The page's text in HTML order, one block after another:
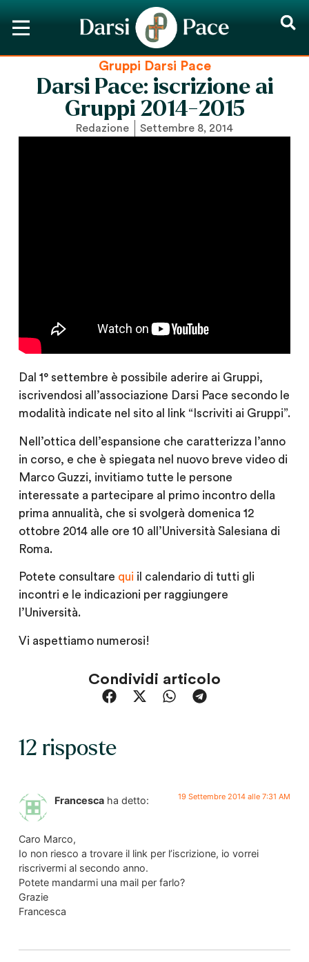
Gruppi Darsi Pace
Darsi Pace: iscrizione ai
Gruppi 2014-2015
Redazione Settembre 8, 2014
Dal 1° settembre è possibile aderire ai Gruppi,
iscrivendosi all’associazione Darsi Pace secondo le
modalità indicate nel sito al link “Iscriviti ai Gruppi”.
Nell’ottica dell’espansione che caratterizza l’anno
in corso, e che è spiegata nel nuovo breve video di
Marco Guzzi, invitiamo tutte le persone
interessate a partecipare al primo incontro della
prima annualità, che si svolgerà domenica 12
ottobre 2014 alle ore 10 all’Università Salesiana di
Roma.
Potete consultare qui il calendario di tutti gli
incontri e le indicazioni per raggiungere
l’Università.
Vi aspettiamo numerosi!
Condividi articolo
12 risposte
Francesca ha detto: 19 Settembre 2014 alle 7:31 AM
Caro Marco,
Io non riesco a trovare il link per l’iscrizione, io vorrei
riscrivermi al secondo anno.
Potete mandarmi una mail per farlo?
Grazie
Francesca